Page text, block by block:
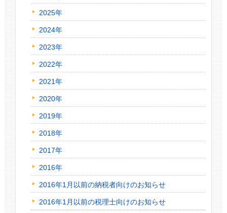
2025年
2024年
2023年
2022年
2021年
2020年
2019年
2018年
2017年
2016年
2016年1月以前の納税者向けのお知らせ
2016年1月以前の税理士向けのお知らせ